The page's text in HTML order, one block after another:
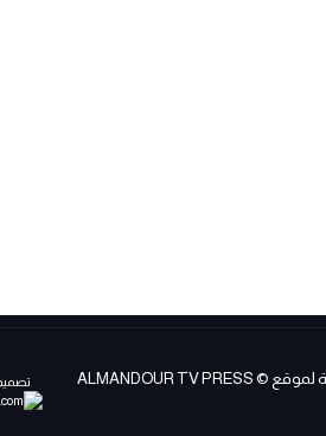
© كافة الحقوق محفوظة لموقع ALMANDOUR TV PRESS ©